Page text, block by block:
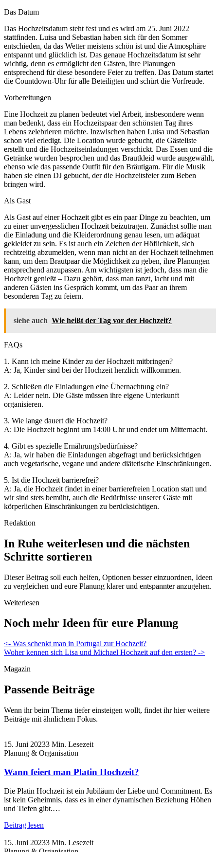
Das Datum
Das Hochzeitsdatum steht fest und es wird am 25. Juni 2022
stattfinden. Luisa und Sebastian haben sich für den Sommer
entschieden, da das Wetter meistens schön ist und die Atmosphäre
entspannt und glücklich ist. Das genaue Hochzeitsdatum ist sehr
wichtig, denn es ermöglicht den Gästen, ihre Planungen
entsprechend für diese besondere Feier zu treffen. Das Datum startet
die Countdown-Uhr für alle Beteiligten und schürt die Vorfreude.
Vorbereitungen
Eine Hochzeit zu planen bedeutet viel Arbeit, insbesondere wenn
man bedenkt, dass ein Hochzeitspaar den schönsten Tag ihres
Lebens zelebrieren möchte. Inzwischen haben Luisa und Sebastian
schon viel erledigt. Die Location wurde gebucht, die Gästeliste
erstellt und die Hochzeitseinladungen verschickt. Das Essen und die
Getränke wurden besprochen und das Brautkleid wurde ausgewählt,
ebenso wie das passende Outfit für den Bräutigam. Für die Musik
haben sie einen DJ gebucht, der die Hochzeitsfeier zum Beben
bringen wird.
Als Gast
Als Gast auf einer Hochzeit gibt es ein paar Dinge zu beachten, um
zu einer unvergesslichen Hochzeit beizutragen. Zunächst sollte man
die Einladung und die Kleiderordnung genau lesen, um adäquat
gekleidet zu sein. Es ist auch ein Zeichen der Höflichkeit, sich
rechtzeitig abzumelden, wenn man nicht an der Hochzeit teilnehmen
kann, um dem Brautpaar die Möglichkeit zu geben, ihre Planungen
entsprechend anzupassen. Am wichtigsten ist jedoch, dass man die
Hochzeit genießt – Dazu gehört, dass man tanzt, lacht und mit
anderen Gästen ins Gespräch kommt, um das Paar an ihrem
besonderen Tag zu feiern.
siehe auch Wie heißt der Tag vor der Hochzeit?
FAQs
1. Kann ich meine Kinder zu der Hochzeit mitbringen?
A: Ja, Kinder sind bei der Hochzeit herzlich willkommen.
2. Schließen die Einladungen eine Übernachtung ein?
A: Leider nein. Die Gäste müssen ihre eigene Unterkunft
organisieren.
3. Wie lange dauert die Hochzeit?
A: Die Hochzeit beginnt um 14:00 Uhr und endet um Mitternacht.
4. Gibt es spezielle Ernährungsbedürfnisse?
A: Ja, wir haben die Einladungen abgefragt und berücksichtigen
auch vegetarische, vegane und andere diätetische Einschränkungen.
5. Ist die Hochzeit barrierefrei?
A: Ja, die Hochzeit findet in einer barrierefreien Location statt und
wir sind stets bemüht, auch die Bedürfnisse unserer Gäste mit
körperlichen Einschränkungen zu berücksichtigen.
Redaktion
In Ruhe weiterlesen und die nächsten
Schritte sortieren
Dieser Beitrag soll euch helfen, Optionen besser einzuordnen, Ideen
zu vergleichen und eure Planung klarer und entspannter anzugehen.
Weiterlesen
Noch mehr Ideen für eure Planung
Beitragsnavigation
<- Was schenkt man in Portugal zur Hochzeit?
Woher kennen sich Lisa und Michael Hochzeit auf den ersten? ->
Magazin
Passende Beiträge
Wenn ihr beim Thema tiefer einsteigen wollt, findet ihr hier weitere
Beiträge mit ähnlichem Fokus.
15. Juni 20233 Min. Lesezeit
Planung & Organisation
Wann feiert man Platin Hochzeit?
Die Platin Hochzeit ist ein Jubiläum der Liebe und Commitment. Es
ist kein Geheimnis, dass es in einer dynamischen Beziehung Höhen
und Tiefen gibt.…
Beitrag lesen
15. Juni 20233 Min. Lesezeit